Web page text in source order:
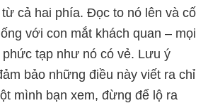
cả hai phía. Đọc to nó lên và cố
với con mắt khách quan – mọi
tạp như nó có vẻ. Lưu ý
bảo những điều này viết ra chỉ
mình bạn xem, đừng để lộ ra